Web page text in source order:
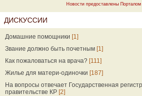
Новости предоставлены
ДИСКУССИИ
Домашние помощники [1]
Звание должно быть почетным [1]
Как пожаловаться на врача? [111]
Жилье для матери-одиночки [187]
На вопросы отвечает Государственная
правительстве КР [2]